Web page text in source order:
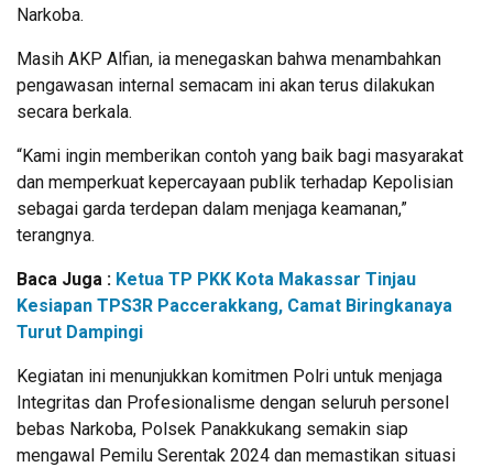
Narkoba.
Masih AKP Alfian, ia menegaskan bahwa menambahkan
pengawasan internal semacam ini akan terus dilakukan
secara berkala.
“Kami ingin memberikan contoh yang baik bagi masyarakat
dan memperkuat kepercayaan publik terhadap Kepolisian
sebagai garda terdepan dalam menjaga keamanan,”
terangnya.
Baca Juga : Ketua TP PKK Kota Makassar Tinjau
Kesiapan TPS3R Paccerakkang, Camat Biringkanaya
Turut Dampingi
Kegiatan ini menunjukkan komitmen Polri untuk menjaga
Integritas dan Profesionalisme dengan seluruh personel
bebas Narkoba, Polsek Panakkukang semakin siap
mengawal Pemilu Serentak 2024 dan memastikan situasi